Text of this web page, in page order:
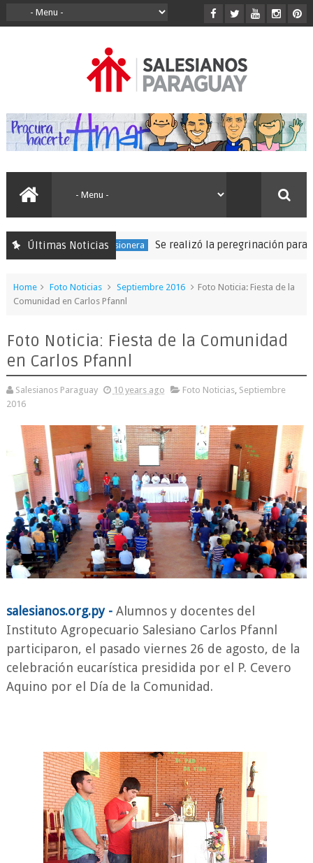
Últimas Noticias
150 Expedición Misionera Se realizó la peregrinación para
Home Foto Noticias Septiembre 2016
Foto Noticia: Fiesta de la
Comunidad en Carlos Pfannl
Foto Noticia: Fiesta de la Comunidad
en Carlos Pfannl
Salesianos Paraguay 10 years ago Foto Noticias, Septiembre
2016
salesianos.org.py - Alumnos y docentes del
Instituto Agropecuario Salesiano Carlos Pfannl
participaron, el pasado viernes 26 de agosto, de la
celebración eucarística presidida por el P. Cevero
Aquino por el Día de la Comunidad.